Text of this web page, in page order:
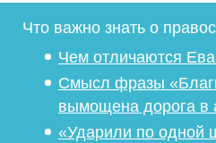
Что важно знать о
Чем отличаются
Смысл фразы
вымощена дорога в
«Ударили по одной